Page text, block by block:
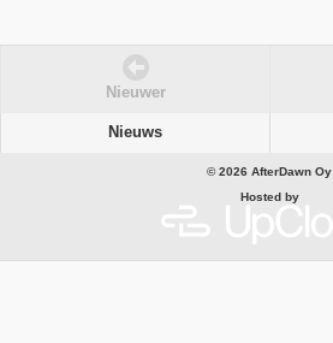
Nieuwer
Nieuws
© 2026 AfterDawn Oy
Hosted by